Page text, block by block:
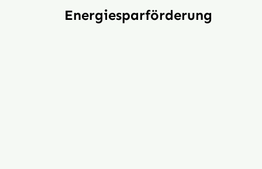
Energiesparförderung